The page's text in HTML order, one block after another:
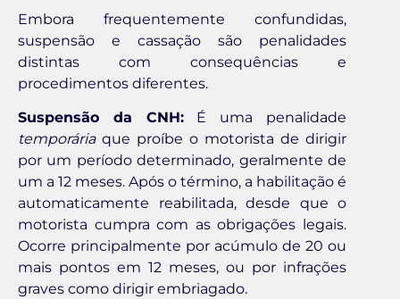
Embora frequentemente confundidas,
suspensão e cassação são penalidades
distintas com consequências e
procedimentos diferentes.
Suspensão da CNH:É uma penalidade
temporáriaque proíbe o motorista de dirigir
por um período determinado, geralmente de
um a 12 meses. Após o término, a habilitação é
automaticamente reabilitada, desde que o
motorista cumpra com as obrigações legais.
Ocorre principalmente por acúmulo de 20 ou
mais pontos em 12 meses, ou por infrações
graves como dirigir embriagado.